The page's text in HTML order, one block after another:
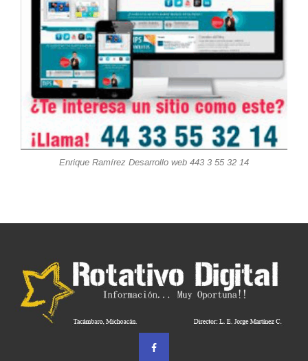
Enrique Ramírez Desarrollo web 443 3 55 32 14